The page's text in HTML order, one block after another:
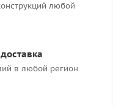
любой
в любой регион